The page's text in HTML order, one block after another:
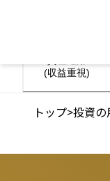
(収益重視)
トップ>投資の